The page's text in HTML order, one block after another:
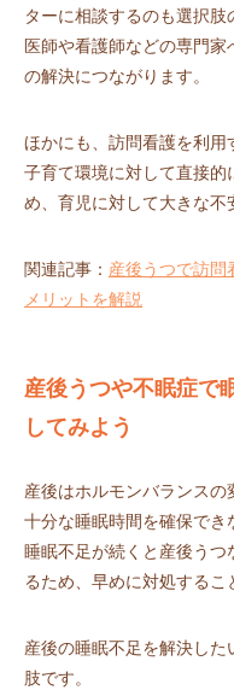
ターに相談するのも選択肢
医師や看護師などの専門
の解決につながります。
ほかにも、訪問看護を利用
子育て環境に対して直接的
め、育児に対して大きな不
関連記事： 産後うつで訪問
メリットを解説
産後うつや不眠症で
してみよう
産後はホルモンバランスの
十分な睡眠時間を確保でき
睡眠不足が続くと産後う
るため、早めに対処するこ
産後の睡眠不足を解決し
肢です。